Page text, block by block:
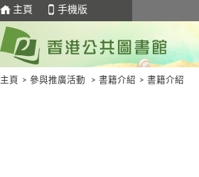
主頁 手機版
主頁 > 參與推廣活動 > 書籍介紹 > 書籍介紹